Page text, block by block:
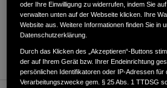
ANFAHRTSBESCHREIBUNG ANFORDERN
WEBSITE
oder Ihre Einwilligung zu widerrufen, indem Sie
verwalten unten auf der Webseite klicken. Ihre
Website aus. Weitere Informationen finden Sie in
Datenschutzerklärung.
Durch das Klicken des „Akzeptieren“-Buttons
der auf Ihrem Gerät bzw. Ihrer Endeinrichtung
persönlichen Identifikatoren oder IP-Adressen für
Verarbeitungszwecke gem. § 25 Abs. 1 TTDSG